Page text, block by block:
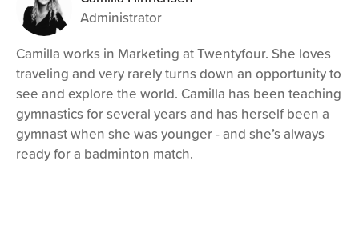
Administrator
Camilla works in Marketing at Twentyfour. She loves
traveling and very rarely turns down an opportunity to
see and explore the world. Camilla has been teaching
gymnastics for several years and has herself been a
gymnast when she was younger - and she’s always
ready for a badminton match.